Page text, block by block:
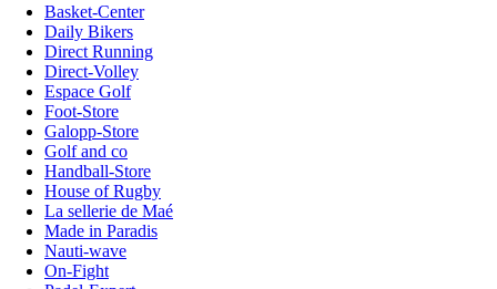
Basket-Center
Daily Bikers
Direct Running
Direct-Volley
Espace Golf
Foot-Store
Galopp-Store
Golf and co
Handball-Store
House of Rugby
La sellerie de Maé
Made in Paradis
Nauti-wave
On-Fight